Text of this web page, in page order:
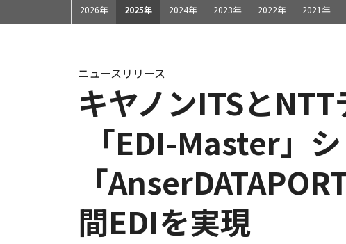
2026年 2025年 2024年 2023年 2022年 2021年
キヤノンITSと
「EDI-Master」
「
間EDIを実現
ニュースリリース